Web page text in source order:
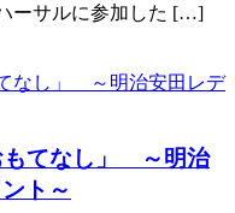
ーサルに参加した […]
もてなし」 ～明治
ト～